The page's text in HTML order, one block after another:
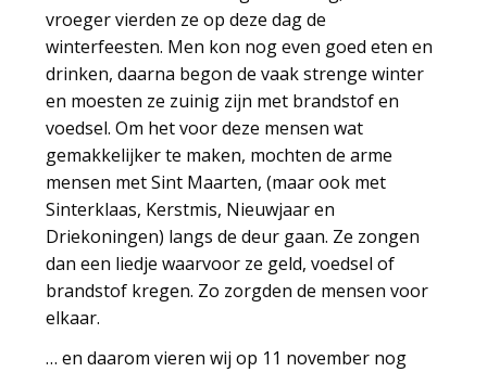
vroeger vierden ze op deze dag de
winterfeesten. Men kon nog even goed eten en
drinken, daarna begon de vaak strenge winter
en moesten ze zuinig zijn met brandstof en
voedsel. Om het voor deze mensen wat
gemakkelijker te maken, mochten de arme
mensen met Sint Maarten, (maar ook met
Sinterklaas, Kerstmis, Nieuwjaar en
Driekoningen) langs de deur gaan. Ze zongen
dan een liedje waarvoor ze geld, voedsel of
brandstof kregen. Zo zorgden de mensen voor
elkaar.
… en daarom vieren wij op 11 november nog